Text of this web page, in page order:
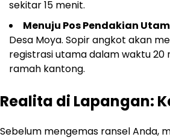
sekitar 15 menit.
Menuju Pos Pendakian
Desa Moya. Sopir angkot akan
registrasi utama dalam waktu 20
ramah kantong.
Realita di Lapangan:
Sebelum mengemas ransel Anda,